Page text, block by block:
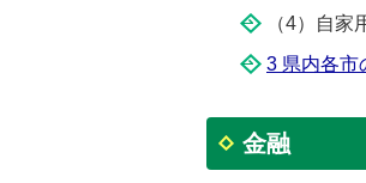
（4）自家
3 県内各市
金融